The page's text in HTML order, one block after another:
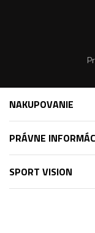
NAKUPOVANIE
PRÁVNE
SPORT VISION